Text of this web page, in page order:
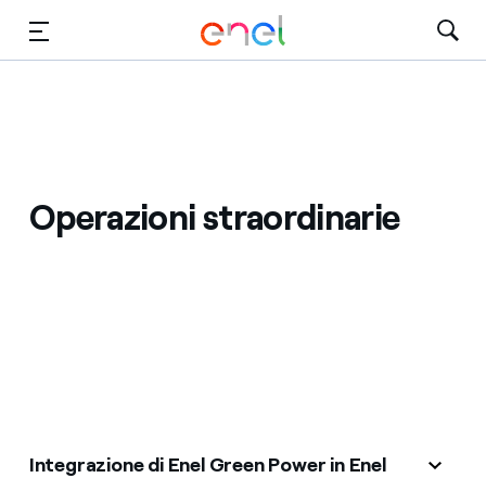
Operazioni straordinarie
Integrazione di Enel Green Power in Enel